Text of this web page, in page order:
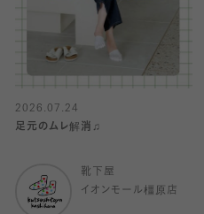
2026.07.24
足元のムレ解消♫
靴下屋
イオンモール橿原店